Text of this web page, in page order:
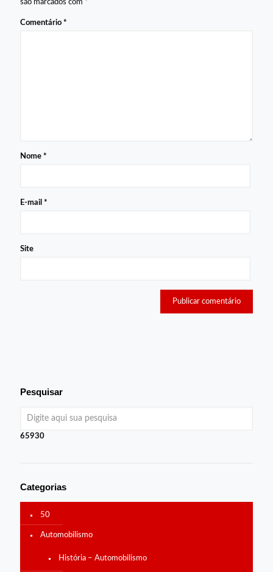
são marcados com *
Comentário *
Nome *
E-mail *
Site
Pesquisar
65930
Categorias
50
Automobilismo
História – Automobilismo